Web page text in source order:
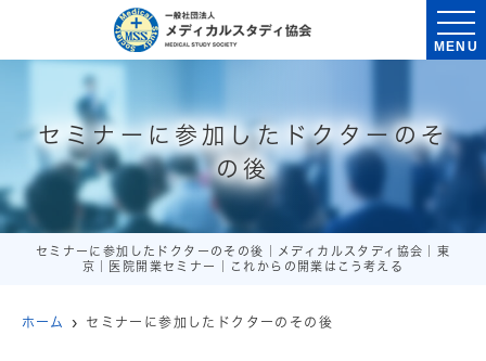
MENU
セミナーに参加したドクターのそ
の後
セミナーに参加したドクターのその後｜メディカルスタディ協会｜東
京｜医院開業セミナー｜これからの開業はこう考える
ホーム セミナーに参加したドクターのその後